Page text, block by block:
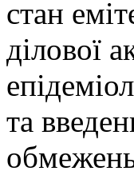
стан
ділової
та